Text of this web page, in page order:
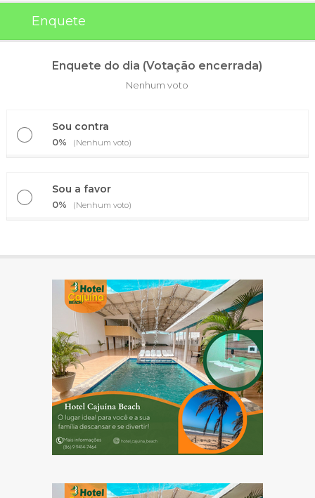
Enquete
Enquete do dia (Votação encerrada)
Nenhum voto
Sou contra
0% (Nenhum voto)
Sou a favor
0% (Nenhum voto)